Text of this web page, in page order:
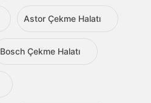
Astor Çekme Halatı
Bosch Çekme Halatı